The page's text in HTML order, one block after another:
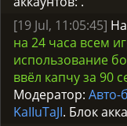
[19 Jul, 11:05:45]
на 24 часа всем
использование
ввёл капчу за 90
Модератор: Авто-
KaIIuTaJI. Блок